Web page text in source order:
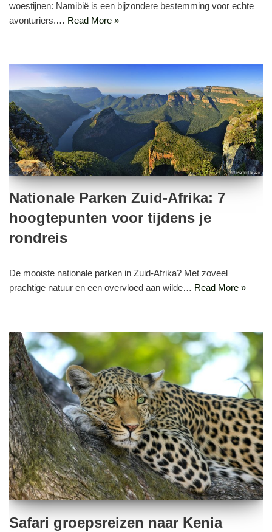
woestijnen: Namibië is een bijzondere bestemming voor echte
avonturiers.… Read More »
Nationale Parken Zuid-Afrika: 7
hoogtepunten voor tijdens je
rondreis
De mooiste nationale parken in Zuid-Afrika? Met zoveel
prachtige natuur en een overvloed aan wilde… Read More »
Safari groepsreizen naar Kenia